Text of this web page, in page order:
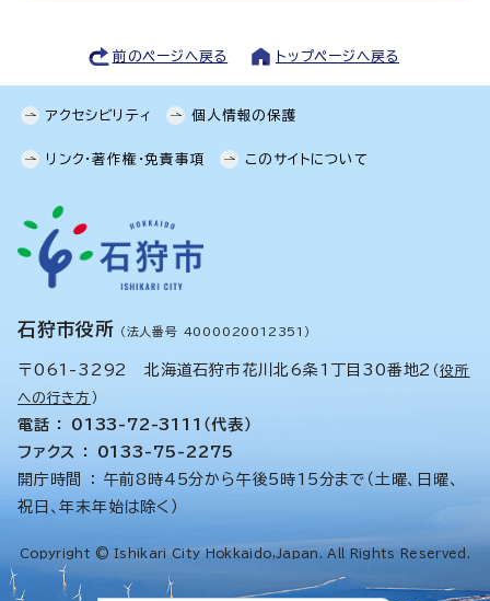
前のページへ戻る トップページへ戻る
アクセシビリティ 個人情報の保護
リンク・著作権・免責事項 このサイトについて
石狩市役所 （法人番号 4000020012351）
〒061-3292 北海道石狩市花川北6条1丁目30番地2 （役所
への行き方 ）
電話 ： 0133-72-3111（代表）
ファクス ： 0133-75-2275
開庁時間 ： 午前8時45分から午後5時15分まで（土曜、日曜、
祝日、年末年始は除く）
Copyright © Ishikari City Hokkaido,Japan. All Rights Reserved.